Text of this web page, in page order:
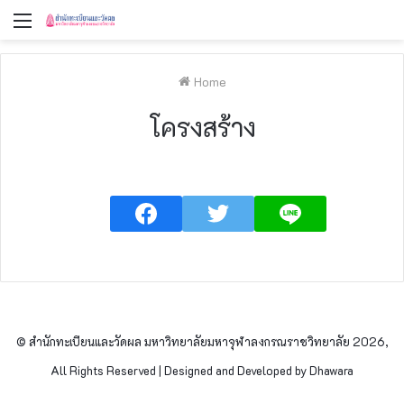
Menu
Home
โครงสร้าง
© สำนักทะเบียนและวัดผล มหาวิทยาลัยมหาจุฬาลงกรณราชวิทยาลัย 2026,
All Rights Reserved | Designed and Developed by Dhawara